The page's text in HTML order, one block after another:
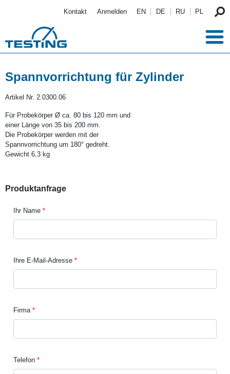
Kontakt Anmelden EN DE RU PL
Spannvorrichtung für Zylinder
Artikel Nr. 2.0300.06
Für Probekörper Ø ca. 80 bis 120 mm und
einer Länge von 35 bis 200 mm.
Die Probekörper werden mit der
Spannvorrichtung um 180° gedreht.
Gewicht 6,3 kg
Produktanfrage
Ihr Name
Ihre E-Mail-Adresse
Firma
Telefon